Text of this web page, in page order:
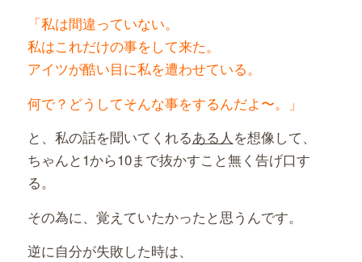
「私は間違っていない。
私はこれだけの事をして来た。
アイツが酷い目に私を遭わせている。
何で？どうしてそんな事をするんだよ〜。」
と、私の話を聞いてくれるある人 を想像して、
ちゃんと1から10まで抜かすこと無く告げ口す
る。
その為に、覚えていたかったと思うんです。
逆に自分が失敗した時は、